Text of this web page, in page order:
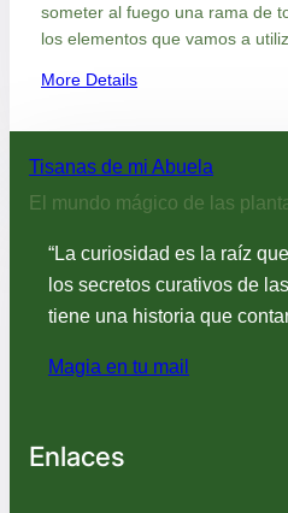
someter al fuego una rama de
los elementos que vamos a
More Details:
a
g
a
i
m
p
e
Tisanas de mi Abuela
El mundo mágico de las
“La curiosidad es la raíz
los secretos curativos de
tiene una historia que
Magia en tu mail
Enlaces